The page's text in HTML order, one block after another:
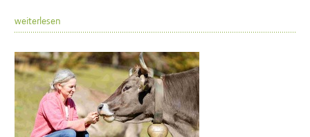
weiterlesen